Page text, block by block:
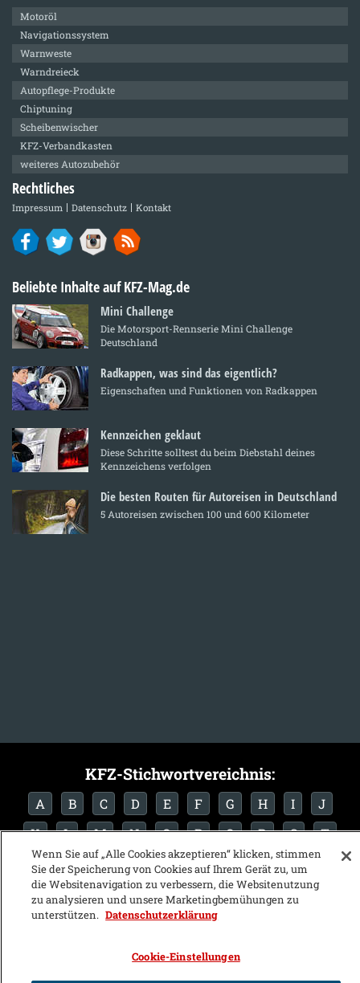
Motoröl
Navigationssystem
Warnweste
Warndreieck
Autopflege-Produkte
Chiptuning
Scheibenwischer
KFZ-Verbandkasten
weiteres Autozubehör
Rechtliches
Impressum Datenschutz Kontakt
Beliebte Inhalte auf KFZ-Mag.de
Mini Challenge
Die Motorsport-Rennserie Mini Challenge
Deutschland
Radkappen, was sind das eigentlich?
Eigenschaften und Funktionen von Radkappen
Kennzeichen geklaut
Diese Schritte solltest du beim Diebstahl deines
Kennzeichens verfolgen
Die besten Routen für Autoreisen in Deutschland
5 Autoreisen zwischen 100 und 600 Kilometer
KFZ-Stichwortvereichnis:
A B C D E F G H I
J
K
L M N O P Q R S
T
U
V W X Y Z
Wenn Sie auf „Alle Cookies akzeptieren“ klicken, stimmen
Sie der Speicherung von Cookies auf Ihrem Gerät zu, um
die Websitenavigation zu verbessern, die Websitenutzung
zu analysieren und unsere Marketingbemühungen zu
unterstützen. Datenschutzerklärung
Cookie-Einstellungen